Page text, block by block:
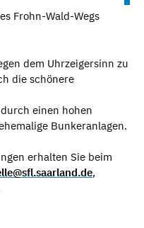
Frohn-Wald-Wegs
dem Uhrzeigersinn zu
die schönere
einen hohen
Bunkeranlagen.
erhalten Sie beim
,